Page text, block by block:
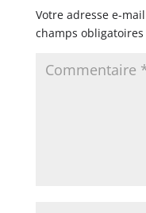
Votre adresse e-
champs